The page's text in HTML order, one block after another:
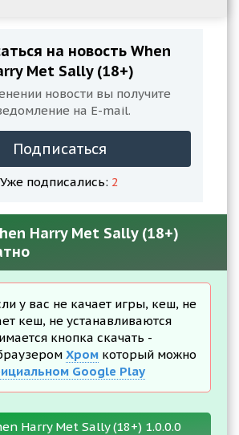
на новость When
Met Sally (18+)
новости вы получите
на E-mail.
Подписаться
Уже подписались: 2
Harry Met Sally (18+)
у вас не качает игры, кеш, не
кеш, не устанавливаются
кнопка скачать -
Хром который можно
Google Play
Harry Met Sally (18+) 1.0.0.0